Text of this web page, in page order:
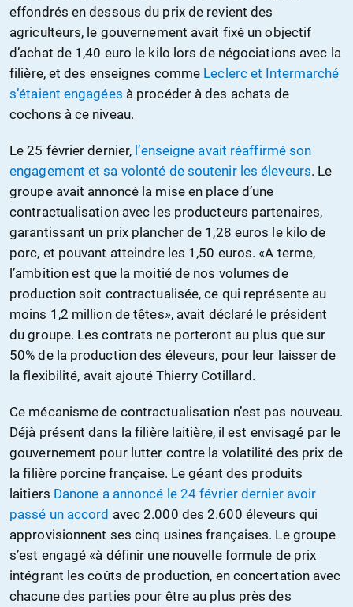
effondrés en dessous du prix de revient des
agriculteurs, le gouvernement avait fixé un objectif
d’achat de 1,40 euro le kilo lors de négociations avec la
filière, et des enseignes comme Leclerc et Intermarché
s’étaient engagées à procéder à des achats de
cochons à ce niveau.
Le 25 février dernier, l’enseigne avait réaffirmé son
engagement et sa volonté de soutenir les éleveurs. Le
groupe avait annoncé la mise en place d’une
contractualisation avec les producteurs partenaires,
garantissant un prix plancher de 1,28 euros le kilo de
porc, et pouvant atteindre les 1,50 euros. «A terme,
l’ambition est que la moitié de nos volumes de
production soit contractualisée, ce qui représente au
moins 1,2 million de têtes», avait déclaré le président
du groupe. Les contrats ne porteront au plus que sur
50% de la production des éleveurs, pour leur laisser de
la flexibilité, avait ajouté Thierry Cotillard.
Ce mécanisme de contractualisation n’est pas nouveau.
Déjà présent dans la filière laitière, il est envisagé par le
gouvernement pour lutter contre la volatilité des prix de
la filière porcine française. Le géant des produits
laitiers Danone a annoncé le 24 février dernier avoir
passé un accord avec 2.000 des 2.600 éleveurs qui
approvisionnent ses cinq usines françaises. Le groupe
s’est engagé «à définir une nouvelle formule de prix
intégrant les coûts de production, en concertation avec
chacune des parties pour être au plus près des